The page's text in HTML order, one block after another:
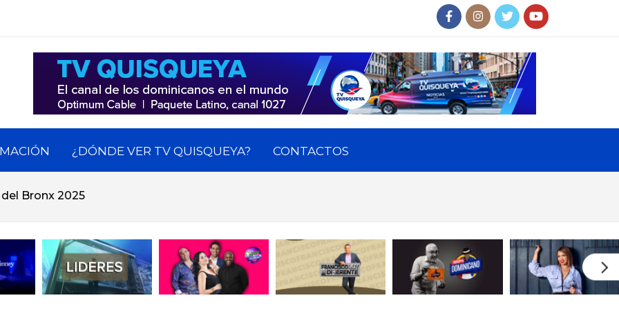
dominicanos en el exterior.
¿DÓNDE VER TV QUISQUEYA? CONTACTOS
Bronx 2025